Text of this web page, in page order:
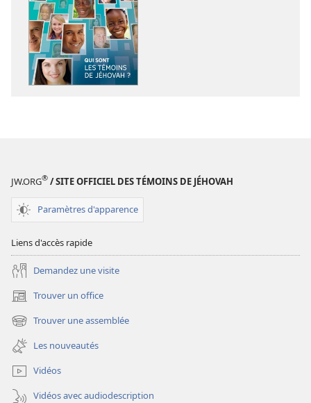
JW.ORG® / SITE OFFICIEL DES TÉMOINS DE JÉHOVAH
Paramètres d'apparence
Liens d'accès rapide
Demandez une visite
Trouver un office
(ouvre
une
nouvelle
fenêtre)
Trouver une assemblée
(ouvre
une
nouvelle
fenêtre)
Les nouveautés
Vidéos
Vidéos avec audiodescription